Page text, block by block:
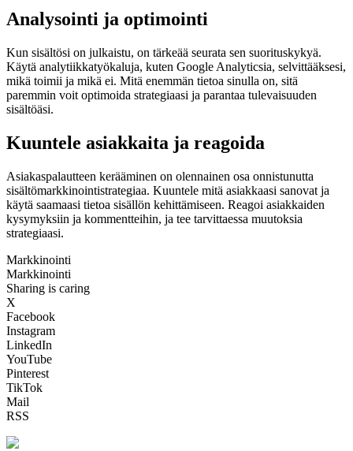
Analysointi ja optimointi
Kun sisältösi on julkaistu, on tärkeää seurata sen suorituskykyä.
Käytä analytiikkatyökaluja, kuten Google Analyticsia, selvittääksesi,
mikä toimii ja mikä ei. Mitä enemmän tietoa sinulla on, sitä
paremmin voit optimoida strategiaasi ja parantaa tulevaisuuden
sisältöäsi.
Kuuntele asiakkaita ja reagoida
Asiakaspalautteen kerääminen on olennainen osa onnistunutta
sisältömarkkinointistrategiaa. Kuuntele mitä asiakkaasi sanovat ja
käytä saamaasi tietoa sisällön kehittämiseen. Reagoi asiakkaiden
kysymyksiin ja kommentteihin, ja tee tarvittaessa muutoksia
strategiaasi.
Markkinointi
Markkinointi
Sharing is caring
X
Facebook
Instagram
LinkedIn
YouTube
Pinterest
TikTok
Mail
RSS